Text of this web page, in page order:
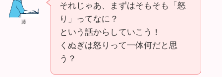
藤
それじゃあ、まずはそもそも「怒
り」ってなに？
という話からしていこう！
くぬぎは怒りって一体何だと思
う？